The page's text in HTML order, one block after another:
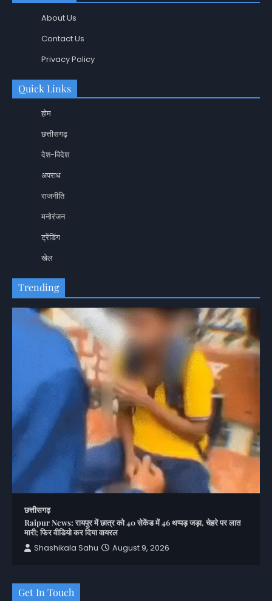
About Us
Contact Us
Privacy Policy
Quick Links
होम
छत्तीसगढ़
देश-विदेश
अपराध
राजनीति
मनोरंजन
ट्रेंडिंग
खेल
Trending
छत्तीसगढ़
Raipur News: रायपुर में छात्र को 40 सेकेंड में 46 थप्पड़ जड़ा, चेहरे पर लात
मारी; फिर वीडियो कर दिया वायरल
Shashikala Sahu
August 9, 2026
Get In Touch